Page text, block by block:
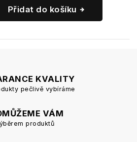
Přidat do košíku
KVALITY
pečlivě vybíráme
VÁM
produktů